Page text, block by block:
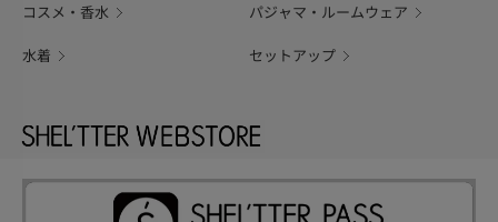
コスメ・香水 パジャマ・ルームウェア
水着 セットアップ